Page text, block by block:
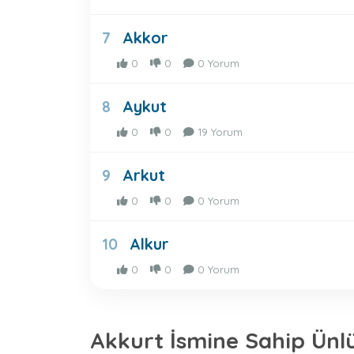
7 Akkor
0 0 0 Yorum
8 Aykut
0 0 19 Yorum
9 Arkut
0 0 0 Yorum
10 Alkur
0 0 0 Yorum
Akkurt İsmine Sahip